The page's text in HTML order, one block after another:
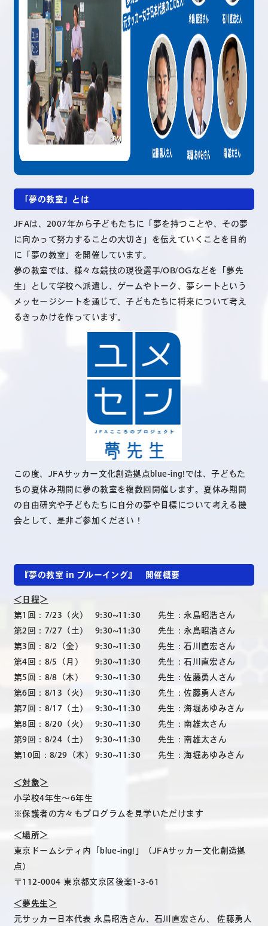
「夢の教室」とは
JFAは、2007年から子どもたちに「夢を持つことや、その夢
に向かって努力することの大切さ」を伝えていくことを目的
に「夢の教室」を開催しています。
夢の教室では、様々な競技の現役選手/OB/OGなどを「夢先
生」として学校へ派遣し、ゲームやトーク、夢シートという
メッセージシートを通じて、子どもたちに将来について考え
るきっかけを作っています。
この度、JFAサッカー文化創造拠点blue-ing!では、子どもた
ちの夏休み期間に夢の教室を複数回開催します。夏休み期間
の自由研究や子どもたちに自分の夢や目標について考える機
会として、是非ご参加ください！
『夢の教室 in ブルーイング』 開催概要
＜日程＞
第1回：7/23（火）
9:30~11:30 先生：永島昭浩さん
第2回：7/27（土）
9:30~11:30 先生：永島昭浩さん
第3回：8/2（金）
9:30~11:30 先生：石川直宏さん
第4回：8/5（月）
9:30~11:30 先生：石川直宏さん
第5回：8/8（木）
9:30~11:30 先生：佐藤勇人さん
第6回：8/13（火）
9:30~11:30 先生：佐藤勇人さん
第7回：8/17（土）
9:30~11:30 先生：海堀あゆみさん
第8回：8/20（火）
9:30~11:30 先生：南雄太さん
第9回：8/24（土）
9:30~11:30 先生：南雄太さん
第10回：8/29（木）
9:30~11:30 先生：海堀あゆみさん
＜対象＞
小学校4年生～6年生
※保護者の方々もプログラムを見学いただけます
＜場所＞
東京ドームシティ内「blue-ing!」（JFAサッカー文化創造拠
点）
〒112-0004 東京都文京区後楽1-3-61
＜夢先生＞
元サッカー日本代表 永島昭浩さん、石川直宏さん、 佐藤勇人